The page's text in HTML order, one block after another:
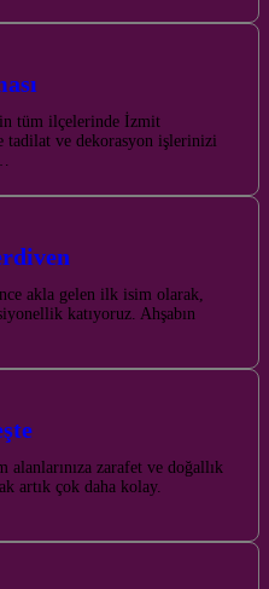
tüm ilçelerinde İzmit
tadilat ve dekorasyon işlerinizi
akla gelen ilk isim olarak,
katıyoruz. Ahşabın
zarafet ve doğallık
artık çok daha kolay.